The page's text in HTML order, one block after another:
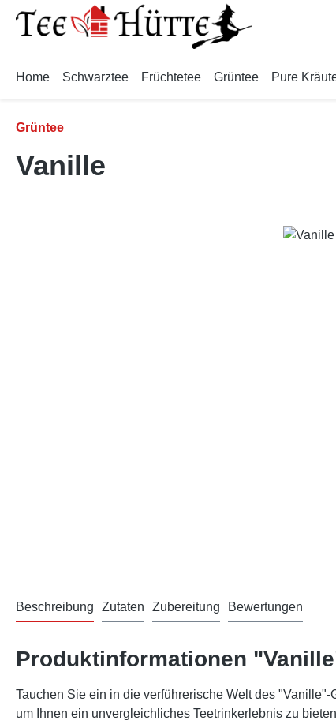
Hauptinhalt springen
Zur Suche springen
Zur Hauptnavigation springen
Home Schwarztee Früchtetee Grüntee Pure
Grüntee
Vanille
Beschreibung Zutaten Zubereitung Bewertungen
Produktinformationen
Tauchen Sie ein in die verführerische Welt des
um Ihnen ein unvergleichliches Teetrinkerlebnis zu